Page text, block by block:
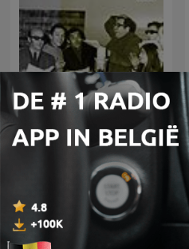
Radyo Tiyatrosu